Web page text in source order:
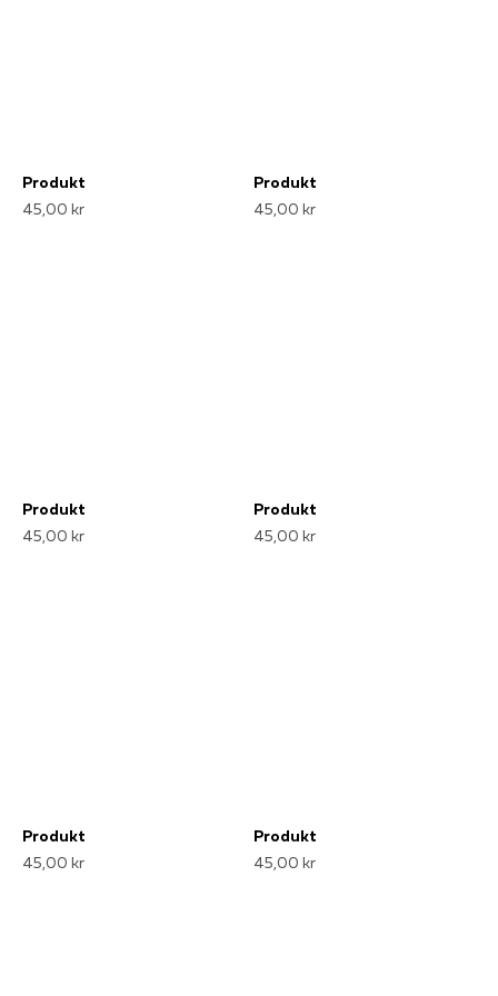
Produkt
45,00 kr
Produkt
45,00 kr
Produkt
45,00 kr
Produkt
45,00 kr
Produkt
45,00 kr
Produkt
45,00 kr